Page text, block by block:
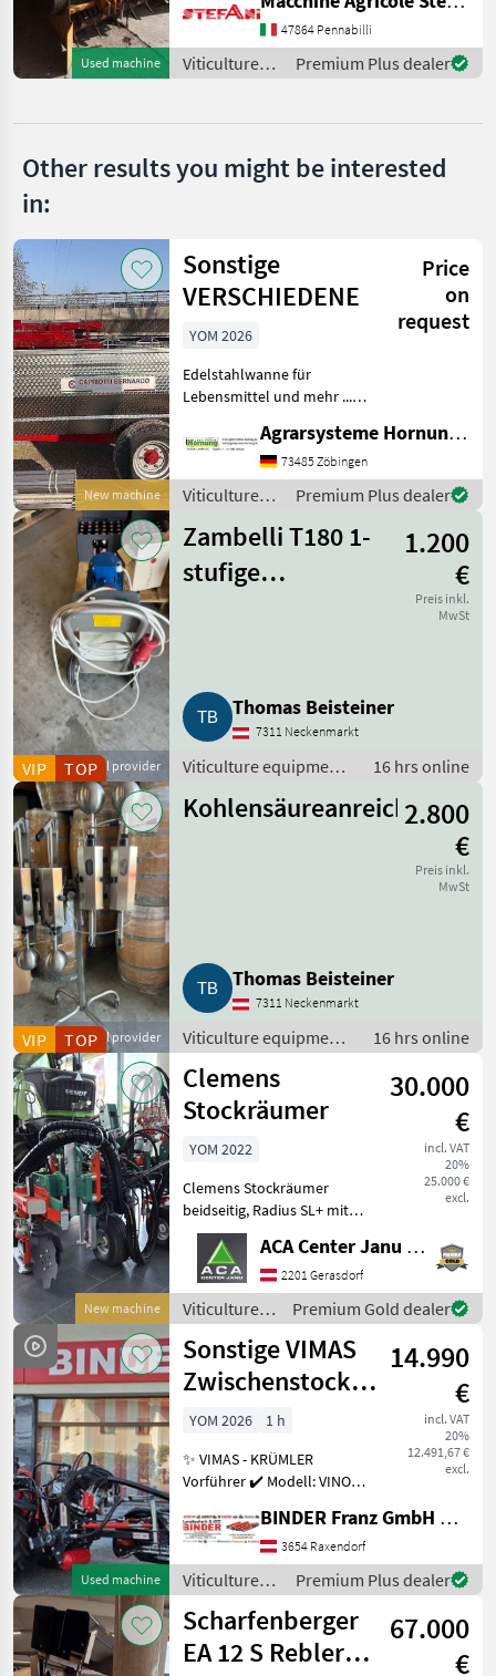
MARKETPLACE
Dealer
Used machine
cm. Ø ideale su vigneti,
lavoro 160 cm Potenza rich
47864 Pennabilli
Viticulture
equipment /
Premium Plus dealer
Other results you might be interested
in:
New machine
Sonstige
VERSCHIEDENE
Price
on
request
YOM 2026
Edelstahlwanne für
Lebensmittel und mehr ...
Tridem Zweiachser mit
Drehschemel Sagen Sie uns
was Sie möchten Größe /
Breifung / Zubehör, dann
be
Agrarsysteme Hornung GmbH & Co. KG
73485 Zöbingen
Viticulture
Sonstige
Premium Plus dealer
Commercial provider
VIP TOP
Zambelli T180 1-
stufige
1.200
€
Preis inkl.
MwSt
Thomas Beisteiner
7311 Neckenmarkt
Viticulture equipment
equipment
16 hrs online
Commercial provider
VIP TOP
2.800
€
Preis inkl.
MwSt
Thomas Beisteiner
7311 Neckenmarkt
Viticulture equipment
/ Wine cellar
equipment
16 hrs online
New machine
Clemens
Stockräumer
30.000
€
incl. VAT
20%
25.000 €
excl.
YOM 2022
Clemens Stockräumer
beidseitig, Radius SL+ mit
Zinkenkreisel, SB 2
Geräteträger, Aushub
hydraulisch Links und
Rechts, Arbeitsbreite 2400 -
3400 mm, inkl. Ventilblock
ACA Center Janu GmbH
2201 Gerasdorf
Viticulture
equipment /
Clemens
Premium Gold dealer
Used machine
Sonstige VIMAS
Zwischenstock-
KRÜMLER
14.990
€
incl. VAT
20%
12.491,67 €
excl.
YOM 2026
1 h
✨ VIMAS - KRÜMLER
Vorführer ✔️ Modell: VINO -
serienmäßiger Ausführung
✔️ Heckanbau - einseitig ✔️
Hohe
Arbeitsgeschwindigkeit bis
zu 5, 5
BINDER Franz GmbH & CoKG
3654 Raxendorf
Viticulture
equipment /
Sonstige
Premium Plus dealer
Scharfenberger
EA 12 S Rebler +
67.000
€